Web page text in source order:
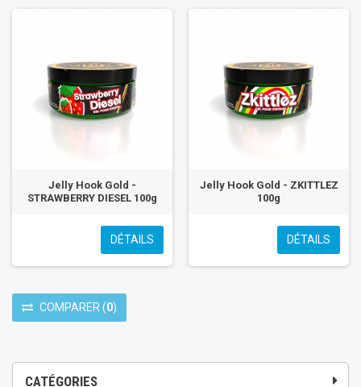
CATÉGORIES
Jelly Hook Gold -
STRAWBERRY DIESEL 100g
DÉTAILS
Jelly Hook Gold - ZKITTLEZ
100g
DÉTAILS
COMPARER (0)